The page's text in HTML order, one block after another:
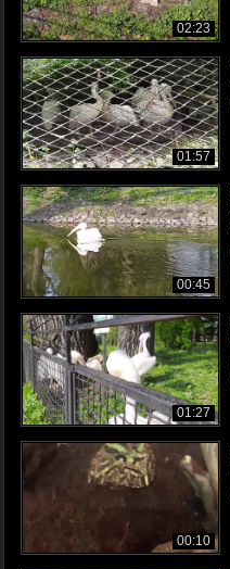
02:23
01:57
00:45
01:27
00:10